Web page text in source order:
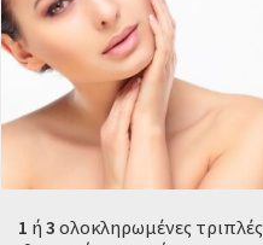
1 ή 3 ολοκληρωμένες τριπλές